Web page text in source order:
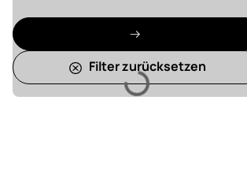
Lädt
Filter zurücksetzen